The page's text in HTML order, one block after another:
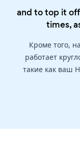
and to top it off,
times,
Кроме того,
работает
такие как ваш